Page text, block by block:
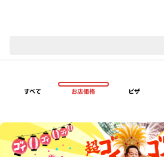
すべて お店価格 ピザ
超ゴイゴイヤスー夏祭